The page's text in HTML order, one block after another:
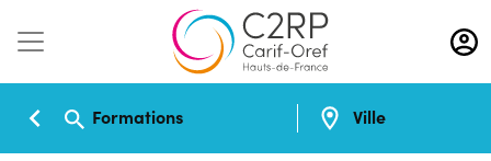
Aller
au
contenu
Formations Ville